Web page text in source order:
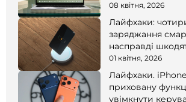
08 квітня, 2026
Лайфхаки:
заряджання
насправді
01 квітня, 2026
Лайфхаки.
приховану
увімкнути